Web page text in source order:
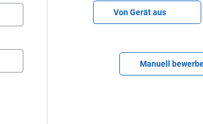
Von Gerät aus
Manuell
Lebenslauf später